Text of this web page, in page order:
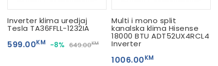
Inverter klima uredjaj
Tesla TA36FFLL-1232IA
599.00KM -8% 649.00KM
Multi i mono split
kanalska klima Hisense
18000 BTU ADT52UX4RCL4
Inverter
1006.00KM